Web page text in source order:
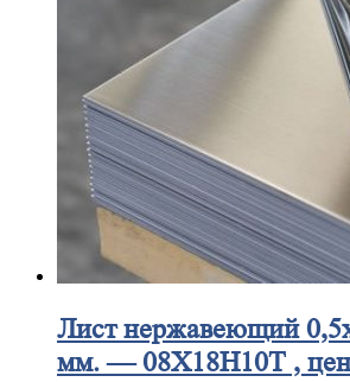
Листнержавеющий
мм. — 08Х18Н10Т ,